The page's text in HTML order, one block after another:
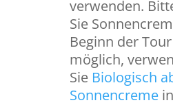
verwenden.
Sie
Beginn der
möglich,
Sie Biologisch
Sonnencreme